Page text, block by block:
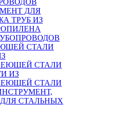
ДЛЯ
ТРУБ ИЗ
СТАЛИ
СТАЛИ
ИЗ
СТАЛИ
СТАЛЬНЫХ